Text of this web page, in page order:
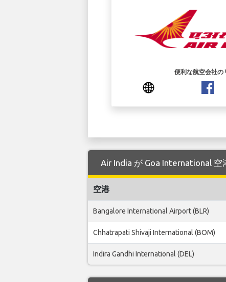
便利な航空会社の
Air India が Goa International
空港
Bangalore International Airport (BLR)
Chhatrapati Shivaji International (BOM)
Indira Gandhi International (DEL)